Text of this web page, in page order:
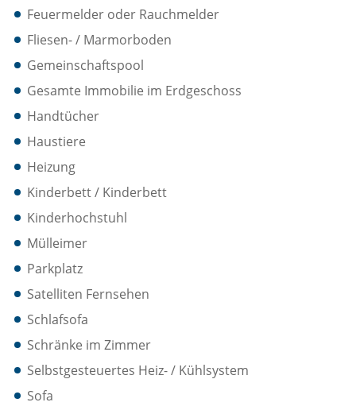
Feuermelder oder Rauchmelder
Fliesen- / Marmorboden
Gemeinschaftspool
Gesamte Immobilie im Erdgeschoss
Handtücher
Haustiere
Heizung
Kinderbett / Kinderbett
Kinderhochstuhl
Mülleimer
Parkplatz
Satelliten Fernsehen
Schlafsofa
Schränke im Zimmer
Selbstgesteuertes Heiz- / Kühlsystem
Sofa